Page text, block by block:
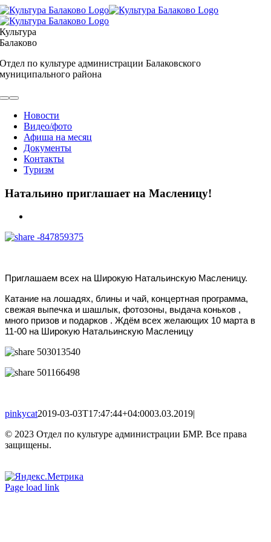
Skip
to
content
Культура
Балаково
Отдел по культуре администрации Балаковского
муниципального района
Toggle
NavigationНовости
Видео/фото
Афиша на месяц
Документы
Контакты
Туризм
Натальино приглашает на Масленицу!
Image
Приглашаем всех на Широкую Натальинскую Масленицу.
Катание на лошадях, блины и чай, концертная программа,
свежая выпечка и шашлык, фотозоны, выдача коньков ,
много призов и подарков . Ждём всех желающих 10 марта в
11-00 на Широкую Натальинскую Масленицу
pinkycat2019-03-03T17:47:44+04:0003.03.2019|
© 2023 Отдел по культуре администрации БМР. Все права
защищены.
Вконтакте
Одноклассники
Page load link